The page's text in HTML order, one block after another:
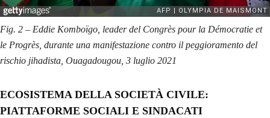
Fig. 2 – Eddie Komboïgo, leader del Congrès pour la Démocratie et
le Progrès, durante una manifestazione contro il peggioramento del
rischio jihadista, Ouagadougou, 3 luglio 2021
ECOSISTEMA DELLA SOCIETÀ CIVILE:
PIATTAFORME SOCIALI E SINDACATI